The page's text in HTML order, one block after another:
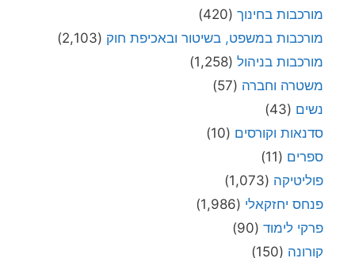
מורכבות בחינוך (420)
מורכבות במשפט, בשיטור ובאכיפת חוק (2,103)
מורכבות בניהול (1,258)
משטרה וחברה (57)
נשים (43)
סדנאות וקורסים (10)
ספרים (11)
פוליטיקה (1,073)
פנחס יחזקאלי (1,986)
פרקי לימוד (90)
קורונה (150)